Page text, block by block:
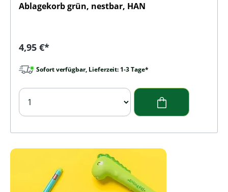
Ablagekorb grün, nestbar, HAN
Regulärer Preis:
4,95 €*
Sofort verfügbar, Lieferzeit: 1-3 Tage*